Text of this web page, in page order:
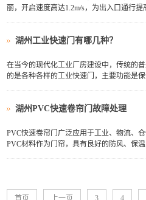
丽，开启速度高达1.2m/s，为出入口通行
自动恢复，减少了维修成本。拉链快速卷
用户现场实际需求，可采用多种开启方式
员、车辆通过时，门体不会落下。及时遇
湖州工业快速门有哪几种？
在当今的现代化工业厂房建设中，传统的
的是各种各样的工业快速门，主要功能是
湖州PVC快速卷帘门故障处理
PVC快速卷帘门广泛应用于工业、物流、
PVC材料作为门帘，具有良好的防风、保
首页 上一页 3 4